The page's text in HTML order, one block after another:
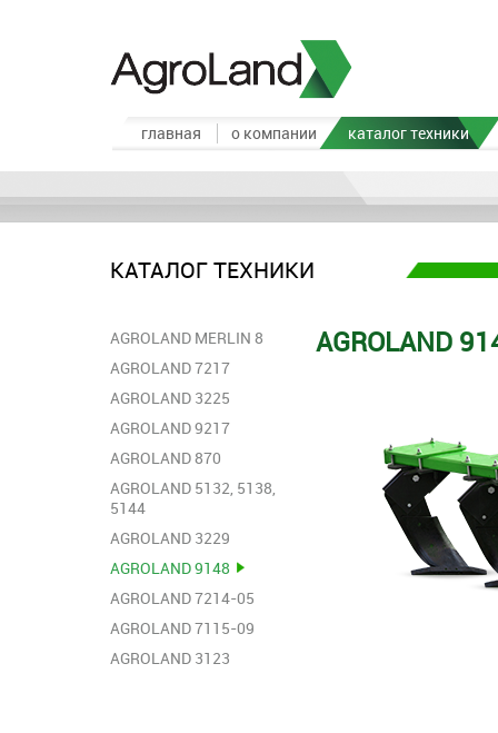
главная о компании каталог техники
КАТАЛОГ ТЕХНИКИ
AGROLAND MERLIN 8
AGROLAND 7217
AGROLAND 3225
АGROLAND 9217
AGROLAND 870
AGROLAND 5132, 5138,
5144
AGROLAND 3229
AGROLAND 9148
AGROLAND 7214-05
AGROLAND 7115-09
AGROLAND 3123
AGROLAND